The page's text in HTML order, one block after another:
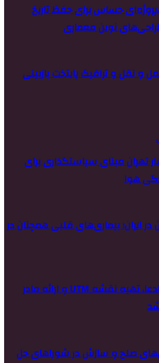
حساس برای حفظ تاریخ
نوین معماری
و نقل و ترافیک پایتخت بازبینی
تهران مبنای سیاستگذاری برای
هوا
در ایران؛ بیماری‌های قلبی همچنان در
جزئیات ثبت ادعا، تهیه نقشه UTM و ارائه مادر
صلح و سازش در شوراهای حل